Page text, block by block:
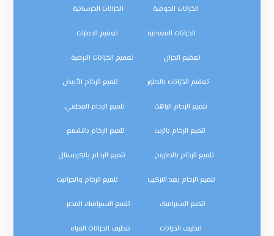
الخزانات الجوفية الخزانات الخرسانية
الخزانات المعدنية تعقيم الامارات
تعقيم الخزان تعقيم الخزانات الارضية
تعقيم الخزانات بالكلور تلميع الرخام الأبيض
تلميع الرخام الباهت تلميع الرخام المطفي
تلميع الرخام بالزيت تلميع الرخام بالشمع
تلميع الرخام بالصاروخ تلميع الرخام بالكريستال
تلميع الرخام بعد التركيب تلميع الرخام والجرانيت
تلميع السيراميك تلميع السيراميك المجير
تنظيف الخزانات تنظيف الخزانات المياه